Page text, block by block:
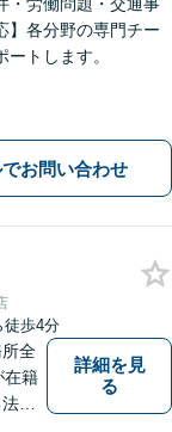
】各分野の専門チー
ートします。
でお問い合わせ
徒歩4分
所全
在籍
律
詳細を見
る